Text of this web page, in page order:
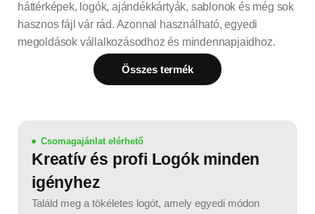
háttérképek, logók, ajándékkártyák, sablonok és még sok
hasznos fájl vár rád. Azonnal használható, egyedi
megoldások vállalkozásodhoz és mindennapjaidhoz.
Összes termék
Csomagajánlat elérhető
Kreatív és profi Logók minden
igényhez
Találd meg a tökéletes logót, amely egyedi módon